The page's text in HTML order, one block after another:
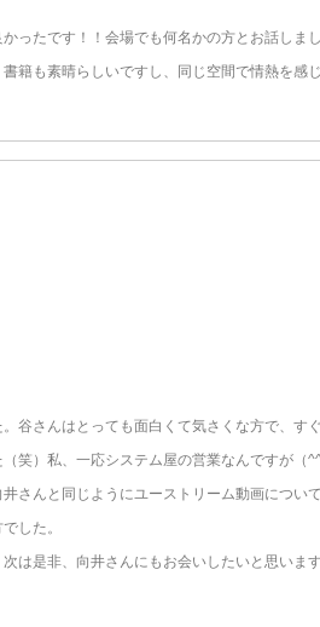
ったです！！会場でも何名かの方とお話しま
籍も素晴らしいですし、同じ空間で情熱を感
谷さんはとっても面白くて気さくな方で、す
笑）私、一応システム屋の営業なんですが（
さんと同じようにユーストリーム動画につい
した。
は是非、向井さんにもお会いしたいと思いま